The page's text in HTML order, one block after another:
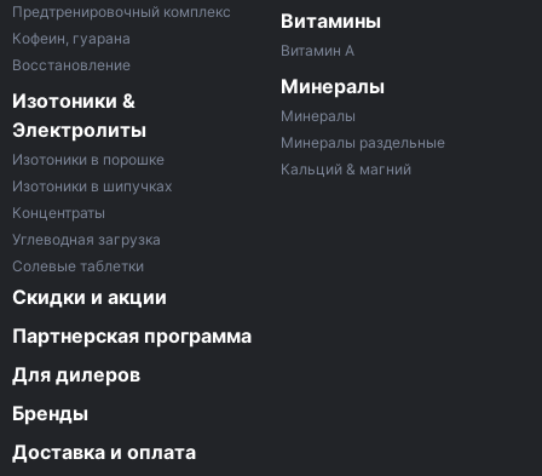
Предтренировочный комплекс
Кофеин, гуарана
Восстановление
Изотоники &
Электролиты
Изотоники в порошке
Изотоники в шипучках
Концентраты
Углеводная загрузка
Солевые таблетки
Витамины
Витамин A
Минералы
Минералы
Минералы раздельные
Кальций & магний
Скидки и акции
Партнерская программа
Для дилеров
Бренды
Доставка и оплата